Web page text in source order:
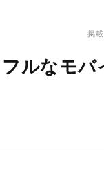
掲載
ルなモバ